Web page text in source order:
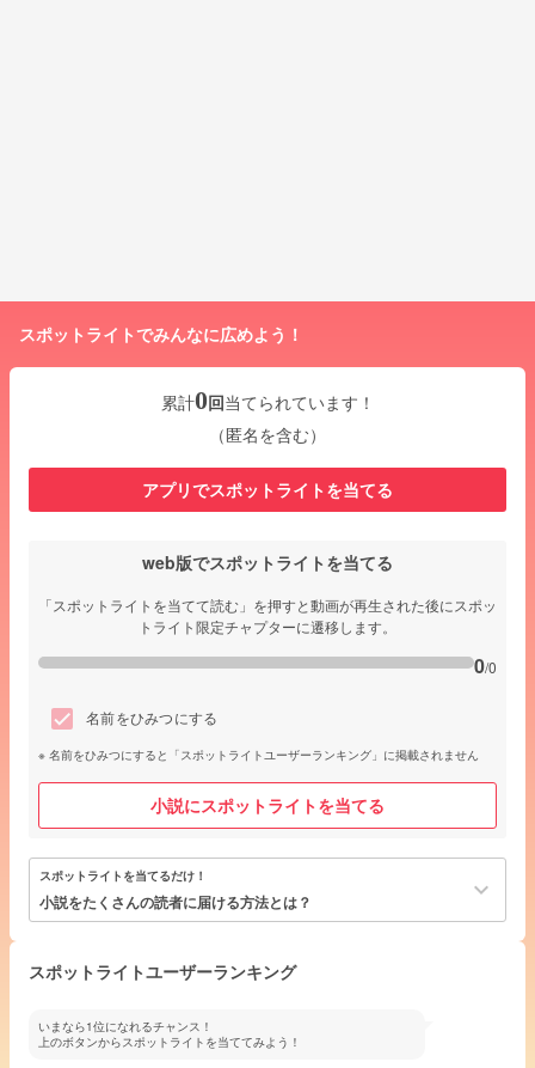
スポットライトでみんなに広めよう！
累計0回当てられています！
（匿名を含む）
アプリでスポットライトを当てる
web版でスポットライトを当てる
「スポットライトを当てて読む」を押すと動画が再生された後にスポッ
トライト限定チャプターに遷移します。
0/0
名前をひみつにする
名前をひみつにすると「スポットライトユーザーランキング」に掲載されません
小説にスポットライトを当てる
スポットライトを当てるだけ！
小説をたくさんの読者に届ける方法とは？ keyboard_arrow_down
スポットライトユーザーランキング
いまなら1位になれるチャンス！
上のボタンからスポットライトを当ててみよう！